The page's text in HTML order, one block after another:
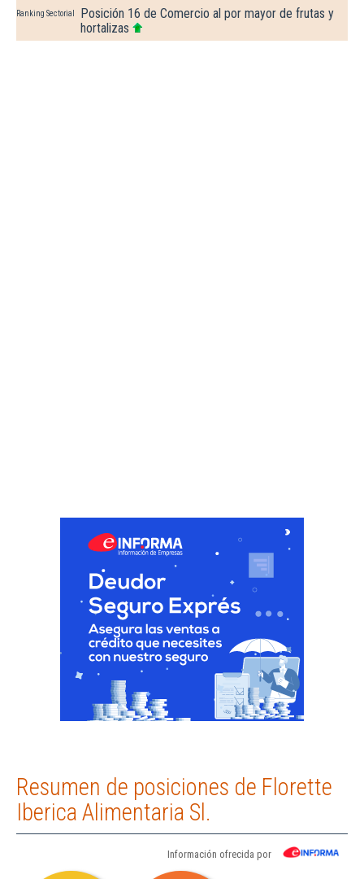
Ranking Sectorial
Posición 16 de Comercio al por mayor de frutas y
hortalizas
Resumen de posiciones de Florette
Iberica Alimentaria Sl.
Información ofrecida por